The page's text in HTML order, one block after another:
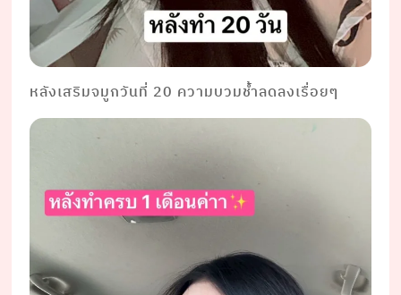
หลังเสริมจมูกวันที่ 20 ความบวมช้ำลดลงเรื่อยๆ